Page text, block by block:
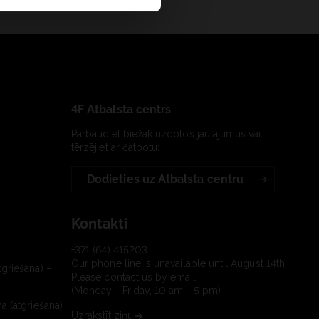
–
(atgriešana)
4F Atbalsta centrs
Pārbaudiet biežāk uzdotos jautājumus vai
tērzējiet ar čatbotu:
Dodieties uz Atbalsta centru
Kontakti
+371 (64) 415203
Our phone line is unavailable until August 14th.
Please contact us by email.
(Monday - Friday, 10 am - 5 pm)
Uzrakstīt ziņu